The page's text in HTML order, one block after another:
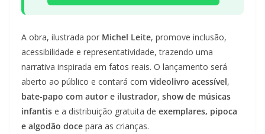
A obra, ilustrada por Michel Leite, promove inclusão,
acessibilidade e representatividade, trazendo uma
narrativa inspirada em fatos reais. O lançamento será
aberto ao público e contará com videolivro acessível,
bate-papo com autor e ilustrador, show de músicas
infantis e a distribuição gratuita de exemplares, pipoca
e algodão doce para as crianças.